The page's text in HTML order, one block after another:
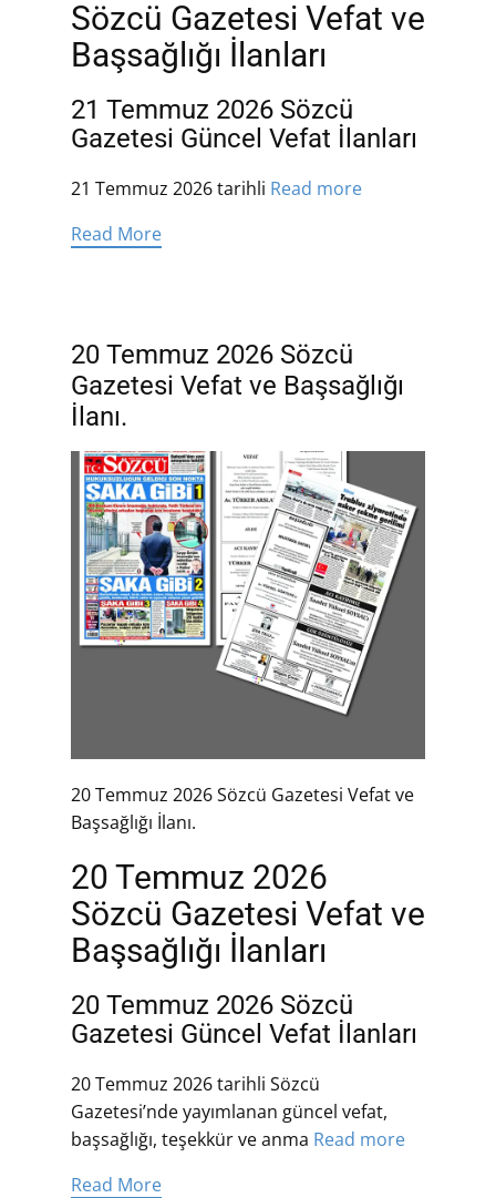
Sözcü Gazetesi Vefat ve
Başsağlığı İlanları
21 Temmuz 2026 Sözcü
Gazetesi Güncel Vefat İlanları
21 Temmuz 2026 tarihli Read more
Read More
20 Temmuz 2026 Sözcü
Gazetesi Vefat ve Başsağlığı
İlanı.
20 Temmuz 2026 Sözcü Gazetesi Vefat ve
Başsağlığı İlanı.
20 Temmuz 2026
Sözcü Gazetesi Vefat ve
Başsağlığı İlanları
20 Temmuz 2026 Sözcü
Gazetesi Güncel Vefat İlanları
20 Temmuz 2026 tarihli Sözcü
Gazetesi’nde yayımlanan güncel vefat,
başsağlığı, teşekkür ve anma Read more
Read More